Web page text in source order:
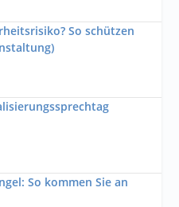
So schützen
So kommen Sie an